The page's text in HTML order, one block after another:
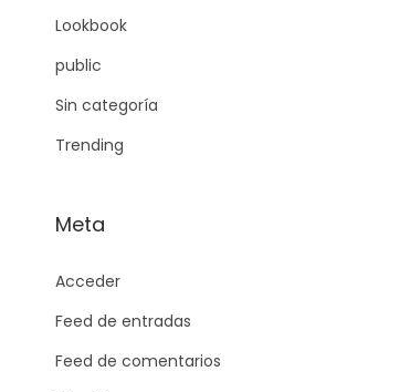
Lookbook
public
Sin categoría
Trending
Meta
Acceder
Feed de entradas
Feed de comentarios